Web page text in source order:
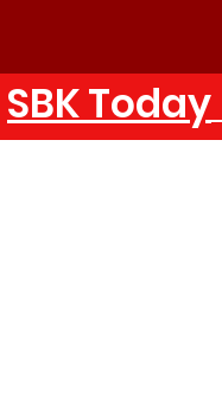
SBK Today